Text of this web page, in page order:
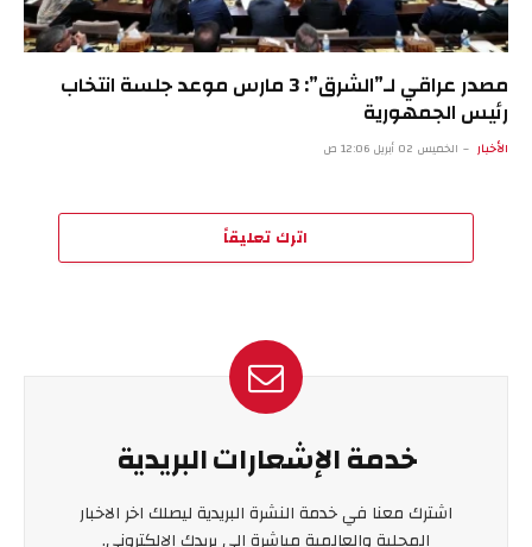
مصدر عراقي لـ”الشرق”: 3 مارس موعد جلسة انتخاب
رئيس الجمهورية
الأخبار الخميس 02 أبريل 12:06 ص
اترك تعليقاً
خدمة الإشعارات البريدية
اشترك معنا في خدمة النشرة البريدية ليصلك اخر الاخبار